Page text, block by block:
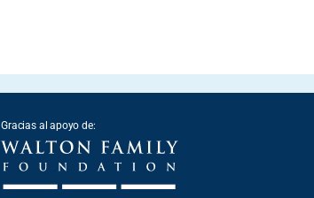
Gracias al apoyo de: